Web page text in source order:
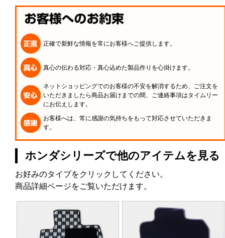
正確で新鮮な情報を常にお客様へご提供します。
真心の伝わる対応・真心込めた製品作りを心掛けます。
ネットショッピングでのお客様の不安を解消するため、ご注文を
いただきましたら商品お届けまでの間、ご連絡事項はタイムリー
にお伝えします。
お客様へは、常に感謝の気持ちをもって対応させていただきま
す。
ホンダシリーズで他のアイテムを見る
お好みのタイプをクリックしてください。
商品詳細ページをご覧いただけます。